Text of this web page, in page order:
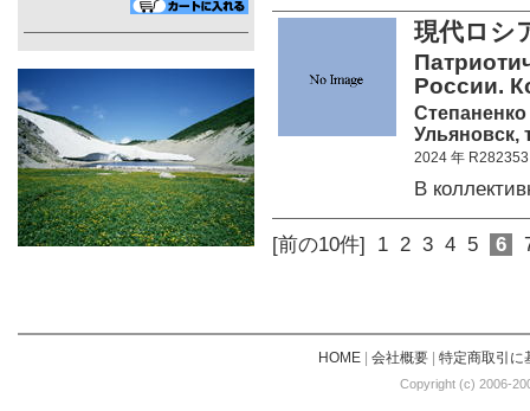
現代ロシ
России.
Степаненко
Ульяновск,
2024 年 R282353
В
[前の10件] 1 2 3 4 5 6
HOME| 会社概要| 特定商取引に
Copyright (c) 2006-